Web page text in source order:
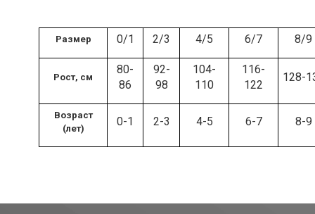
Размер 0/1 2/3 4/5 6/7 8/9
Рост, см
80-
86
92-
98
104-
110
116-
122
128-
Возраст
(лет)
0-1 2-3 4-5 6-7 8-9